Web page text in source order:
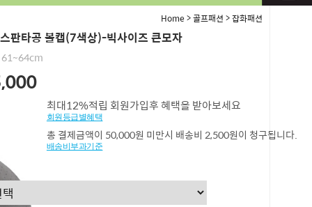
Home>골프패션 >잡화패션
판타공 볼캡(7색상)-빅사이즈 큰모자
61~64cm
최대12%적립 회원가입후 혜택을 받아보세요
회원등급별혜택
총 결제금액이 50,000원 미만시 배송비 2,500원이 청구됩니다.
배송비부과기준